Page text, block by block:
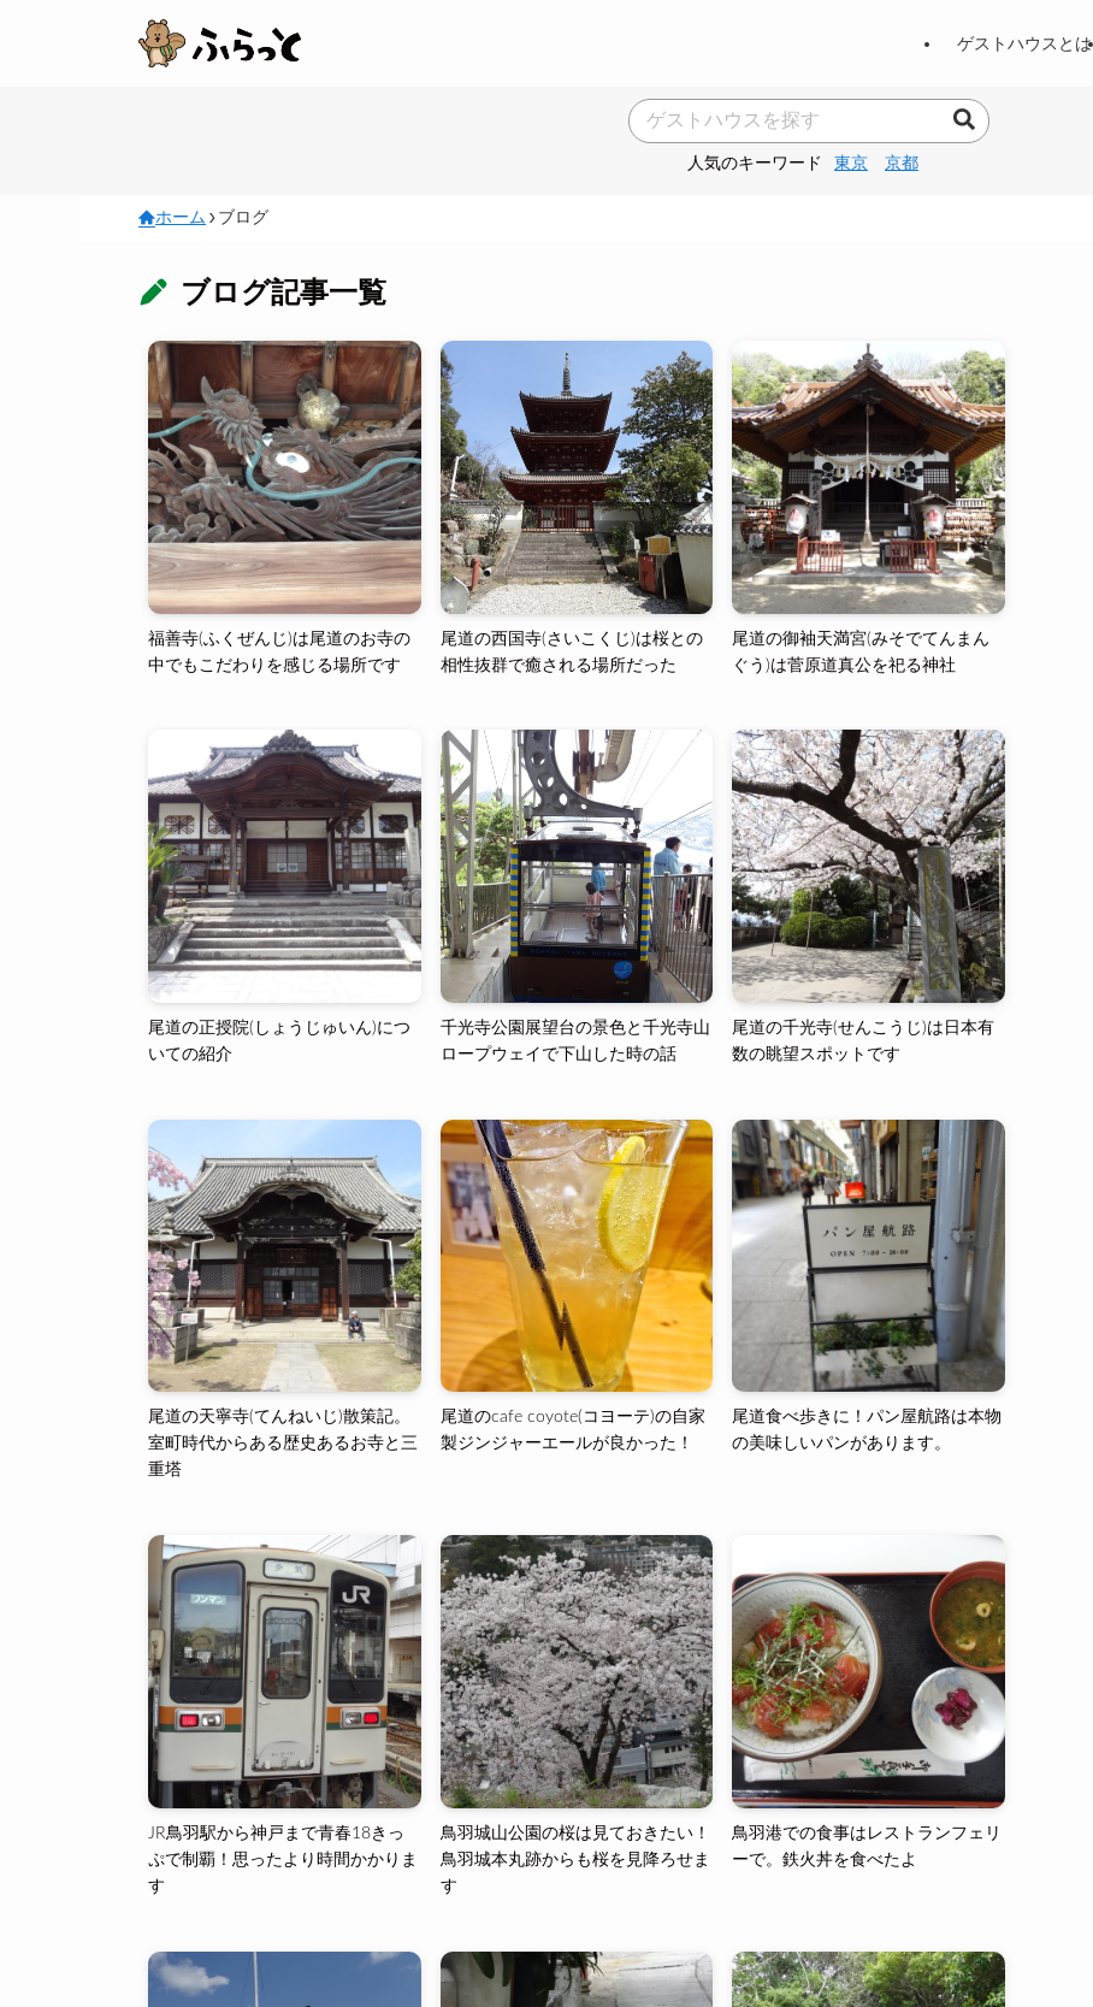
ゲストハウスとは
人気のキーワード 東京 京都
ホーム ブログ
ブログ記事一覧
福善寺(ふくぜんじ)は尾道のお寺の
中でもこだわりを感じる場所です
尾道の西国寺(さいこくじ)は桜との
相性抜群で癒される場所だった
尾道の御袖天満宮(みそでてんまん
ぐう)は菅原道真公を祀る神社
尾道の正授院(しょうじゅいん)につ
いての紹介
千光寺公園展望台の景色と千光寺山
ロープウェイで下山した時の話
尾道の千光寺(せんこうじ)は日本有
数の眺望スポットです
尾道の天寧寺(てんねいじ)散策記。
室町時代からある歴史あるお寺と三
重塔
尾道のcafe coyote(コヨーテ)の自家
製ジンジャーエールが良かった！
尾道食べ歩きに！パン屋航路は本物
の美味しいパンがあります。
JR鳥羽駅から神戸まで青春18きっ
ぷで制覇！思ったより時間かかりま
す
鳥羽城山公園の桜は見ておきたい！
鳥羽城本丸跡からも桜を見降ろせま
す
鳥羽港での食事はレストランフェリ
ーで。鉄火丼を食べたよ